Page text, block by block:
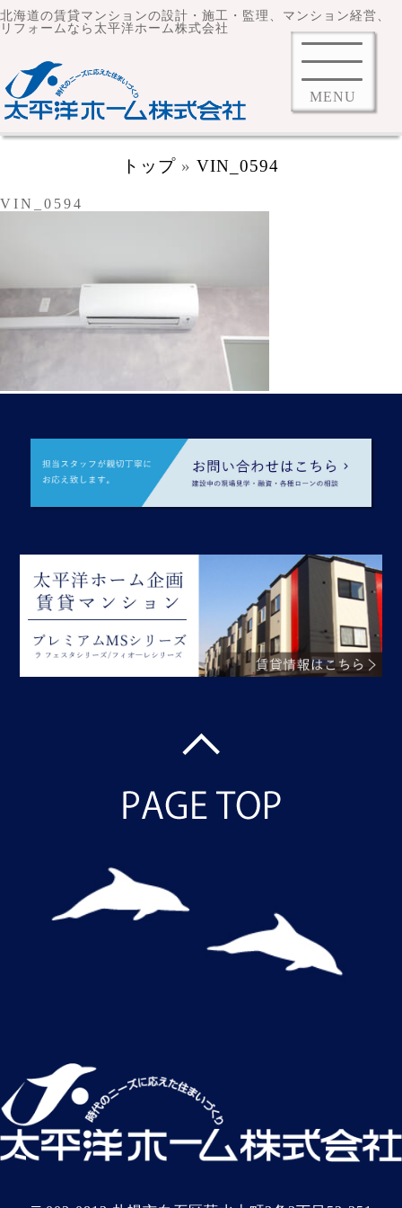
北海道の賃貸マンションの設計・施工・監理、マンション経営、
リフォームなら太平洋ホーム株式会社
MENU
トップ »VIN_0594
VIN_0594